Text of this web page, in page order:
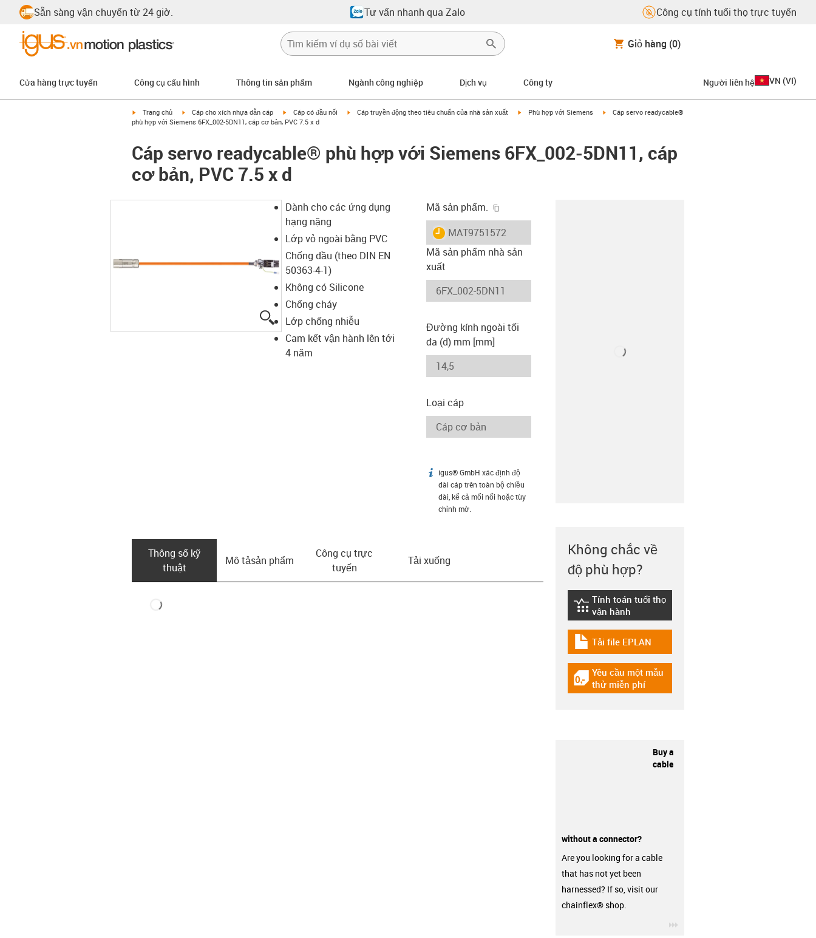
Sẵn sàng vận chuyển từ 24 giờ. Tư vấn nhanh qua Zalo Công cụ tính tuổi thọ trực tuyến
Giỏ hàng (0)
Cửa hàng trực tuyến Công cụ cấu hình Thông tin sản phẩm Ngành công nghiệp Dịch vụ Công ty Người liên hệ VN (VI)
igus-icon-arrow-right
Trang chủ igus-icon-arrow-right
Cáp cho xích nhựa dẫn cáp igus-icon-arrow-right
Cáp có đầu nối igus-icon-arrow-right
Cáp truyền động theo tiêu chuẩn của nhà sản xuất igus-icon-arrow-right
Phù hợp với Siemens igus-icon-arrow-right
Cáp servo readycable®
phù hợp với Siemens 6FX_002-5DN11, cáp cơ bản, PVC 7.5 x d
Cáp servo readycable® phù hợp với Siemens 6FX_002-5DN11, cáp
cơ bản, PVC 7.5 x d
igus-icon-lupe
Dành cho các ứng dụng
hạng nặng
Lớp vỏ ngoài bằng PVC
Chống dầu (theo DIN EN
50363-4-1)
Không có Silicone
Chống cháy
Lớp chống nhiễu
Cam kết vận hành lên tới
4 năm
Mã sản phẩm.
igus-icon-lieferzeit
MAT9751572
Mã sản phẩm nhà sản
xuất
Đường kính ngoài tối
đa (d) mm [mm]
Loại cáp
igus-icon-info
igus® GmbH xác định độ
dài cáp trên toàn bộ chiều
dài, kể cả mối nối hoặc tùy
chỉnh mờ.
Thông số kỹ
thuật
Mô tả­sản phẩm
Công cụ trực
tuyến
Tải xuống
Không chắc về
độ phù hợp?
igus-icon-lebensdauerrechner
Tính toán tuổi thọ
vận hành
igus-icon-download-plan
Tải file EPLAN
igus-icon-gratismuster
Yêu cầu một mẫu
thử miễn phí
Buy a
cable
without a connector?
Are you looking for a cable
that has not yet been
harnessed? If so, visit our
chainflex® shop.